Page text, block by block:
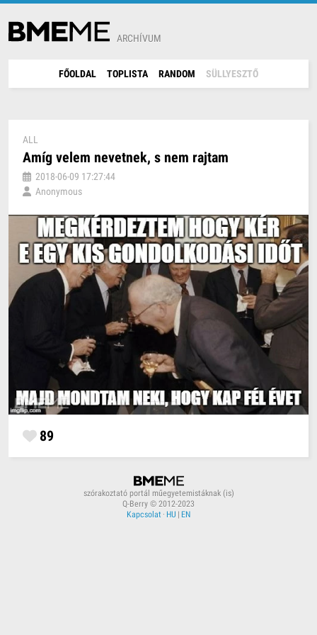
ARCHÍVUM
FŐOLDAL TOPLISTA RANDOM SÜLLYESZTŐ
ALL
Amíg velem nevetnek, s nem rajtam
2018-06-09 17:27:44
Anonymous
89
szórakoztató portál műegyetemistáknak (is)
Q-Berry © 2012-2023
Kapcsolat · HU | EN